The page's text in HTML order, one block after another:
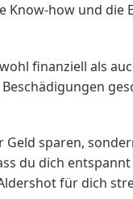
how und
finanziell als
sparen,
du dich
für dich